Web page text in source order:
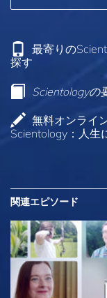
最寄りの
探す
Scientologyの
無料オンライ
Scientology：人生
関連エピソード